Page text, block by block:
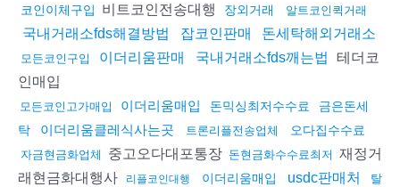
코인이체구입 비트코인전송대행 장외거래 알트코인퀵거래
국내거래소fds해결방법 잡코인판매 돈세탁해외거래소
모든코인구입 이더리움판매 국내거래소fds깨는법
테더코
인매입
모든코인고가매입 이더리움매입 돈믹싱최저수수료
금은돈세
탁
이더리움클레식사는곳 트론리플전송업체 오다집수수료
자금현금화업체 중고오다대포통장 돈현금화수수료최저 재정거
래현금화대행사
리플코인대행 이더리움매입 usdc판매처
탈